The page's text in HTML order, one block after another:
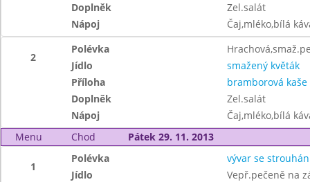
Doplněk
Zel.salát
Nápoj
Čaj,mléko,bílá
2
Polévka
Jídlo
smažený květák
Příloha
bramborová kaše
Doplněk
Zel.salát
Nápoj
Čaj,mléko,bílá
Menu
Chod Pátek 29. 11. 2013
1
Polévka
vývar se
Jídlo
Vepř.pečeně na